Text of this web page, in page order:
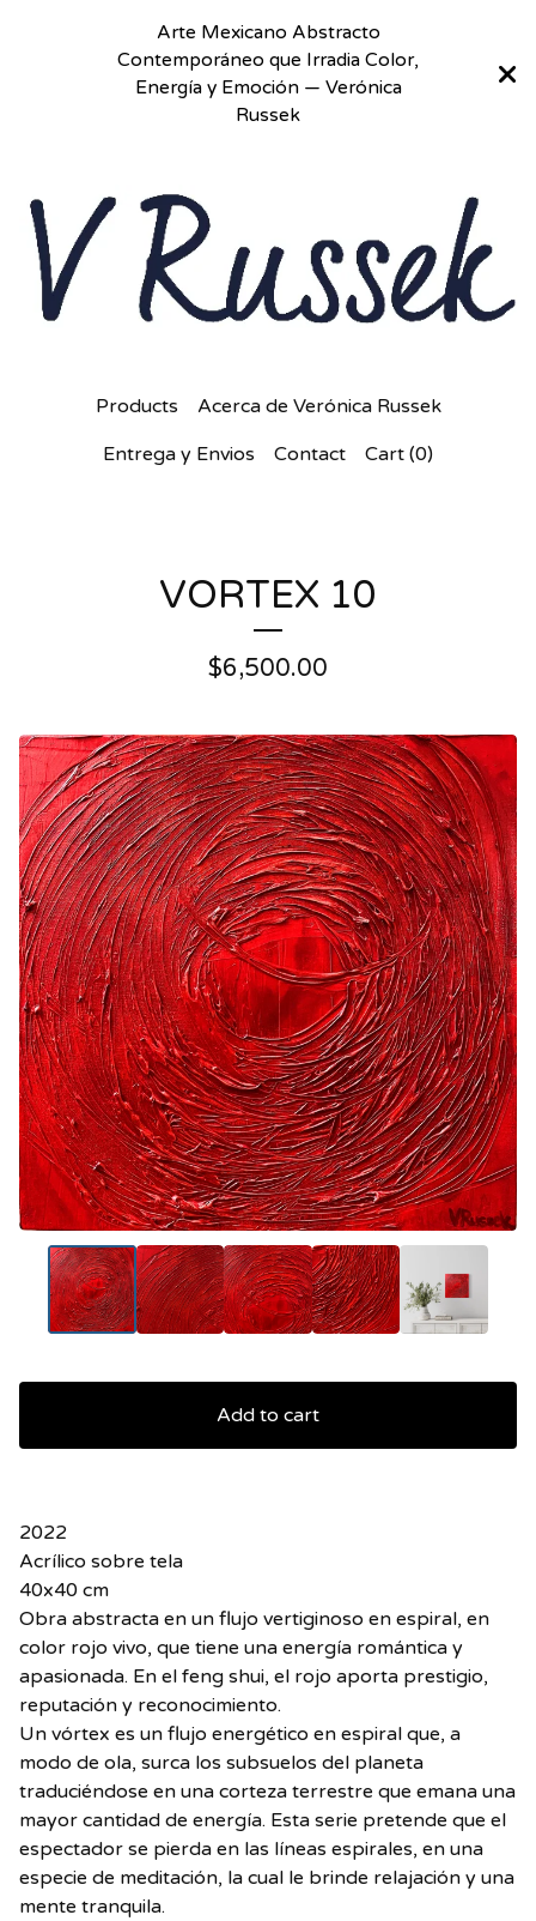
Arte Mexicano Abstracto
Contemporáneo que Irradia Color,
Energía y Emoción — Verónica
Russek
Products
Acerca de Verónica Russek
Entrega y Envios
Contact Cart (0)
VORTEX 10
$6,500.00
Add to cart
2022
Acrílico sobre tela
40x40 cm
Obra abstracta en un flujo vertiginoso en espiral, en
color rojo vivo, que tiene una energía romántica y
apasionada. En el feng shui, el rojo aporta prestigio,
reputación y reconocimiento.
Un vórtex es un flujo energético en espiral que, a
modo de ola, surca los subsuelos del planeta
traduciéndose en una corteza terrestre que emana una
mayor cantidad de energía. Esta serie pretende que el
espectador se pierda en las líneas espirales, en una
especie de meditación, la cual le brinde relajación y una
mente tranquila.